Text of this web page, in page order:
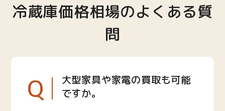
冷蔵庫価格相場のよくある質
問
Q
大型家具や家電の買取も可能
ですか。